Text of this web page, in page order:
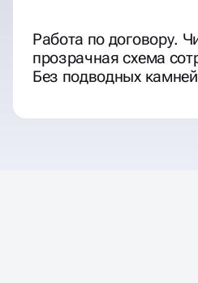
Работа по договору.
прозрачная схема
Без подводных